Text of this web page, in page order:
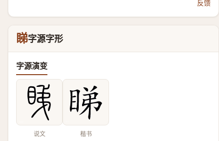
反馈
睇字源字形
字源演变
说文 楷书